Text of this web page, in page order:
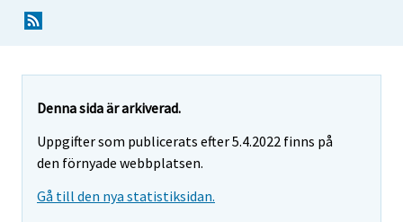
Denna sida är arkiverad.
Uppgifter som publicerats efter 5.4.2022 finns på
den förnyade webbplatsen.
Gå till den nya statistiksidan.